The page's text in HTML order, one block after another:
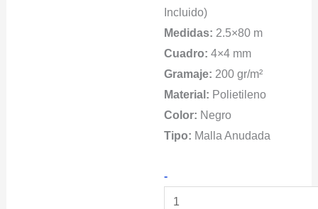
Incluido)
Medidas: 2.5×80 m
Cuadro: 4×4 mm
Gramaje: 200 gr/m²
Material: Polietileno
Color: Negro
Tipo: Malla Anudada
-Instalación
de